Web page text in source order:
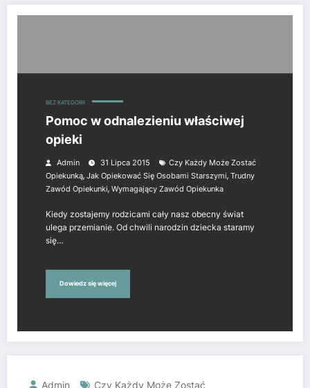
BEZ KATEGORII
Pomoc w odnalezieniu właściwej
opieki
Admin 31 Lipca 2015
Czy Każdy Może Zostać
Opiekunką, Jak Opiekować Się Osobami Starszymi, Trudny
Zawód Opiekunki, Wymagający Zawód Opiekunka
Kiedy zostajemy rodzicami cały nasz obecny świat
ulega przemianie. Od chwili narodzin dziecka staramy
się…
Dowiedz się więcej
Admin Czy Każdy Może Zostać